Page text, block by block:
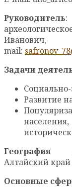
Руководитель:
mail:
Задачи
Развитие
География
Алтайский край
Основные